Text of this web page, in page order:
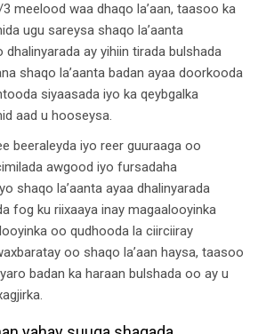
meelood waa dhaqo la’aan, taasoo ka
ugu sareysa shaqo la’aanta
dhalinyarada ay yihiin tirada bulshada
shaqo la’aanta badan ayaa doorkooda
siyaasada iyo ka qeybgalka
aad u hooseysa.
beeraleyda iyo reer guuraaga oo
awgood iyo fursadaha
shaqo la’aanta ayaa dhalinyarada
fog ku riixaaya inay magaalooyinka
oo qudhooda la ciirciiray
oo shaqo la’aan haysa, taasoo
badan ka haraan bulshada oo ay u